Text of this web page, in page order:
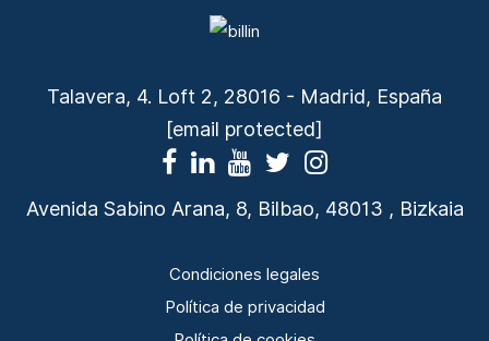
Talavera, 4. Loft 2, 28016 - Madrid, España
[email protected]
Avenida Sabino Arana, 8, Bilbao, 48013 , Bizkaia
Condiciones legales
Política de privacidad